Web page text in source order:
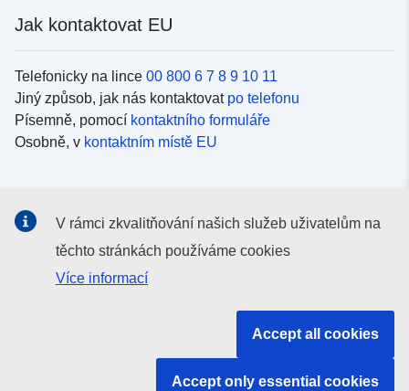
Jak kontaktovat EU
Telefonicky na lince 00 800 6 7 8 9 10 11
Jiný způsob, jak nás kontaktovat po telefonu
Písemně, pomocí kontaktního formuláře
Osobně, v kontaktním místě EU
Vyhledávání informačních kanálů EU vsociálních médiích
V rámci zkvalitňování našich služeb uživatelům na
těchto stránkách používáme cookies
Více informací
Accept all cookies
Accept only essential cookies